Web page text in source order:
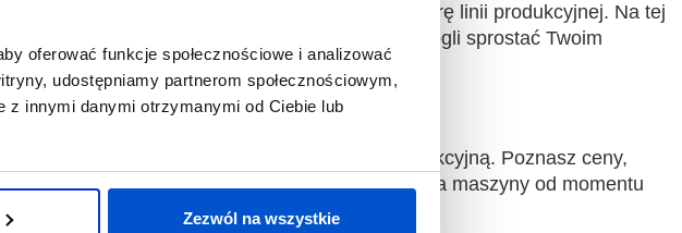
oferować funkcje społecznościowe i analizować
udostępniamy partnerom społecznościowym,
z innymi danymi otrzymanymi od Ciebie lub
Zezwól na wszystkie
o Twoje cele biznesowe, plany i strukturę linii produkcyjnej. Na tej
Twojej linii produkcyjnej. Jeśli nie będziemy mogli sprostać Twoim
które będą kompatybilne z Twoją linią produkcyjną. Poznasz ceny,
się także, jaki jest czas zamówienia i wdrożenia maszyny od momentu